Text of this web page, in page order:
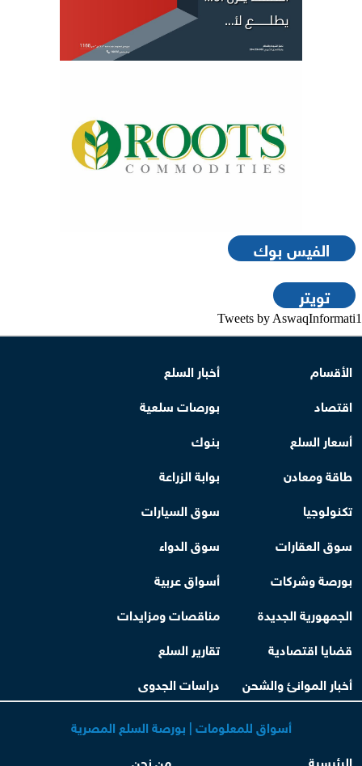
الفيس بوك
تويتر
Tweets by AswaqInformati1
الأقسام
أخبار السلع
اقتصاد
بورصات سلعية
أسعار السلع
بنوك
طاقة ومعادن
بوابة الزراعة
تكنولوجيا
سوق السيارات
سوق العقارات
سوق الدواء
بورصة وشركات
أسواق عربية
الجمهورية الجديدة
مناقصات ومزايدات
قضايا اقتصادية
تقارير السلع
أخبار الموانئ والشحن
دراسات الجدوى
أسواق للمعلومات | بورصة السلع المصرية
الرئيسية
من نحن